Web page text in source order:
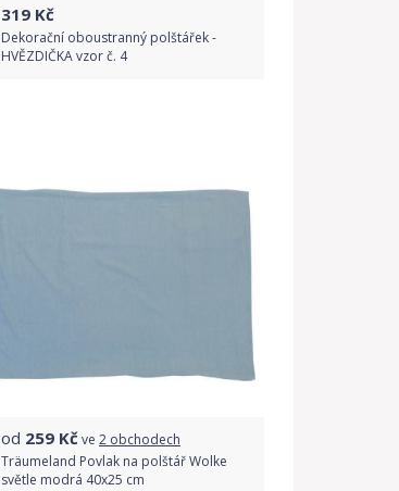
319 Kč
Dekorační oboustranný polštářek -
HVĚZDIČKA vzor č. 4
od 259 Kčve 2 obchodech
Träumeland Povlak na polštář Wolke
světle modrá 40x25 cm